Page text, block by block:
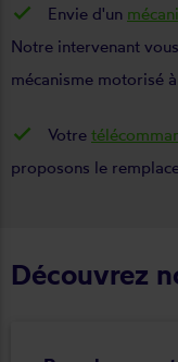
Envie d'un
Notre intervenant
mécanisme motorisé
Votre
proposons le
Découvrez